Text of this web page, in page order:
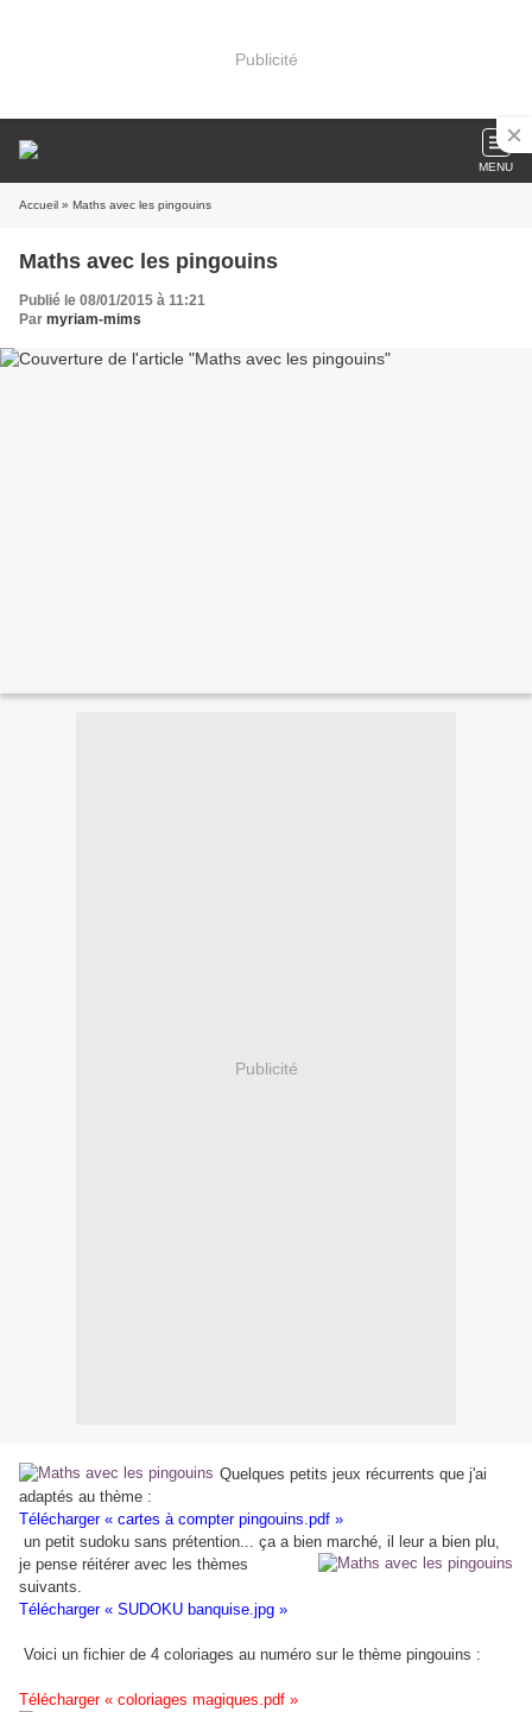
Publicité
MENU
Accueil » Maths avec les pingouins
Maths avec les pingouins
Publié le 08/01/2015 à 11:21
Par myriam-mims
Publicité
Quelques petits jeux récurrents que j'ai
adaptés au thème :
Télécharger « cartes à compter pingouins.pdf »
un petit sudoku sans prétention... ça a bien marché, il leur a bien plu,
je pense réitérer avec les thèmes
suivants.
Télécharger « SUDOKU banquise.jpg »
Voici un fichier de 4 coloriages au numéro sur le thème pingouins :
Télécharger « coloriages magiques.pdf »